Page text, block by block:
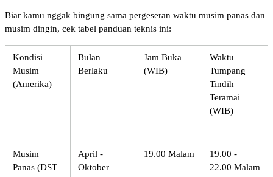
Biar kamu nggak bingung sama pergeseran waktu musim panas dan
musim dingin, cek tabel panduan teknis ini:
Kondisi
Musim
(Amerika)
Bulan
Berlaku
Jam Buka
(WIB)
Waktu
Tumpang
Tindih
Teramai
(WIB)
Musim
Panas (DST
April -
Oktober
19.00 Malam
19.00 -
22.00 Malam